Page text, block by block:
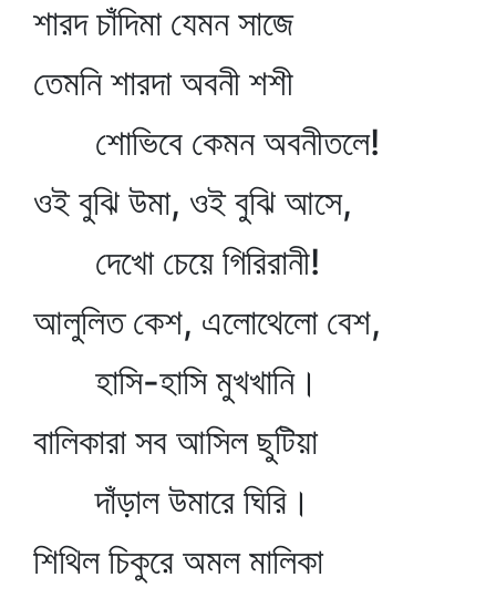
শারদ চাঁদিমা যেমন সাজে
তেমনি শারদা অবনী শশী
শোভিবে কেমন অবনীতলে!
ওই বুঝি উমা, ওই বুঝি আসে,
দেখো চেয়ে গিরিরানী!
আলুলিত কেশ, এলোথেলো বেশ,
হাসি-হাসি মুখখানি।
বালিকারা সব আসিল ছুটিয়া
দাঁড়াল উমারে ঘিরি।
শিথিল চিকুরে অমল মালিকা